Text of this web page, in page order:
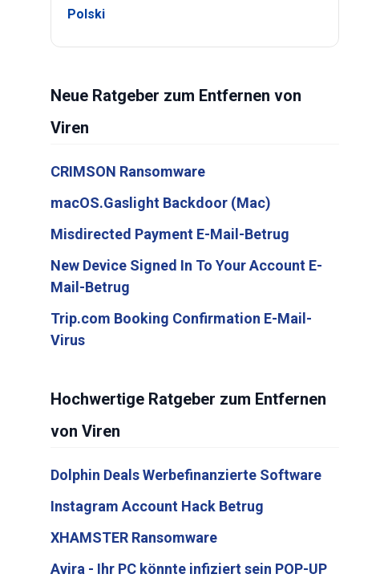
Polski
Neue Ratgeber zum Entfernen von
Viren
CRIMSON Ransomware
macOS.Gaslight Backdoor (Mac)
Misdirected Payment E-Mail-Betrug
New Device Signed In To Your Account E-
Mail-Betrug
Trip.com Booking Confirmation E-Mail-
Virus
Hochwertige Ratgeber zum Entfernen
von Viren
Dolphin Deals Werbefinanzierte Software
Instagram Account Hack Betrug
XHAMSTER Ransomware
Avira - Ihr PC könnte infiziert sein POP-UP